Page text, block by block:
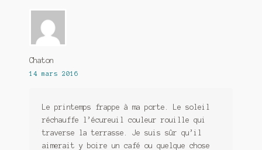
Chaton
14 mars 2016
Le printemps frappe à ma porte. Le soleil
réchauffe l’écureuil couleur rouille qui
traverse la terrasse. Je suis sûr qu’il
aimerait y boire un café ou quelque chose